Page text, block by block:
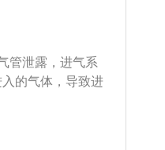
常，如果油泵供
身抖动。
管泄露，进气系
的气体，导致进
间歇性抖动或怠
怠速时不能得到